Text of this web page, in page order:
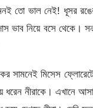
তো ভাল নেই! ধূসর
ভাব নিয়ে বসে থেকে।
সামনেই মিসেস
ধরেন নীরাকে। এখানে